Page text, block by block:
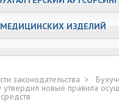
МЕДИЦИНСКИХ ИЗДЕЛИЙ
законодательства
новые правила